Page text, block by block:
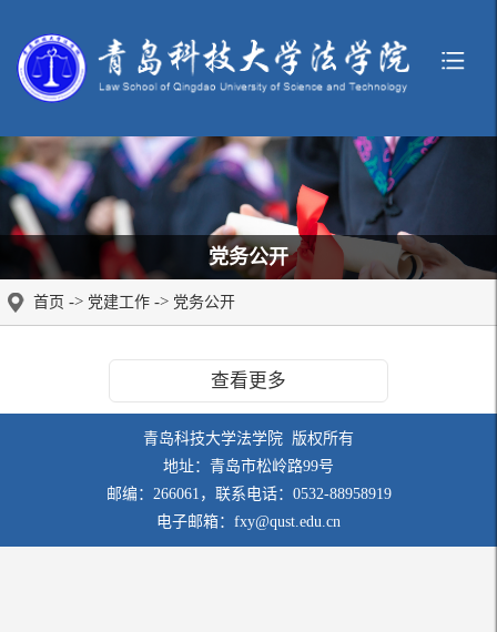
党务公开
首页 -> 党建工作 -> 党务公开
查看更多
青岛科技大学法学院 版权所有
地址：青岛市松岭路99号
邮编：266061，联系电话：0532-88958919
电子邮箱：fxy@qust.edu.cn